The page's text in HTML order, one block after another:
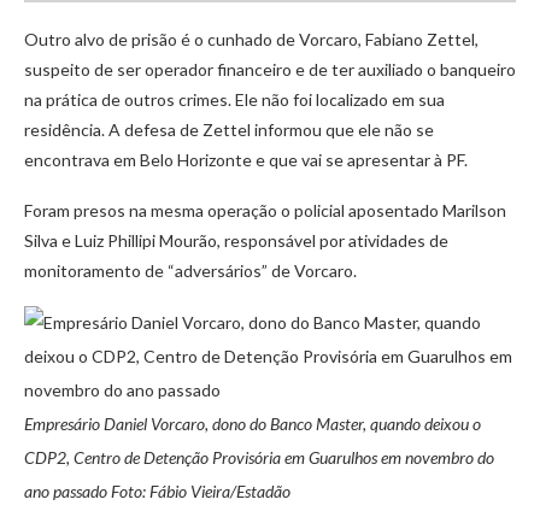
Outro alvo de prisão é o cunhado de Vorcaro, Fabiano Zettel,
suspeito de ser operador financeiro e de ter auxiliado o banqueiro
na prática de outros crimes. Ele não foi localizado em sua
residência. A defesa de Zettel informou que ele não se
encontrava em Belo Horizonte e que vai se apresentar à PF.
Foram presos na mesma operação o policial aposentado Marilson
Silva e Luiz Phillipi Mourão, responsável por atividades de
monitoramento de “adversários” de Vorcaro.
Empresário Daniel Vorcaro, dono do Banco Master, quando deixou o
CDP2, Centro de Detenção Provisória em Guarulhos em novembro do
ano passado Foto: Fábio Vieira/Estadão